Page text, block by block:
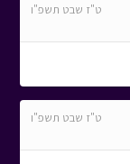
ט"ז שבט תשפ"ו
ט"ז שבט תשפ"ו